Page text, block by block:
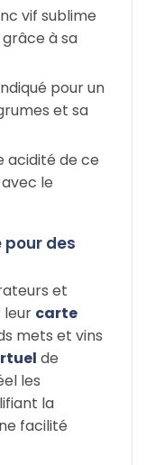
vif sublime
grâce à sa
pour un
et sa
acidité de ce
le
pour des
et
leur carte
mets et vins
de
les
la
facilité